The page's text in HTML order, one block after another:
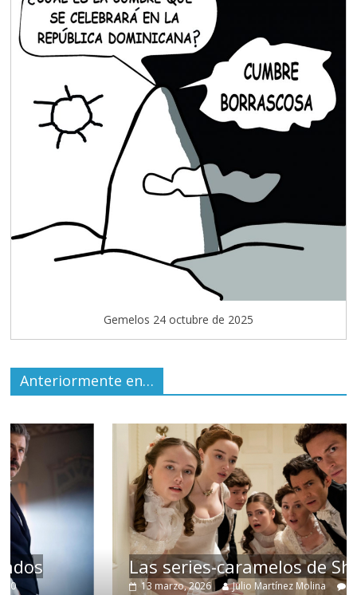
Gemelos 24 octubre de 2025
Anteriormente en…
Las series-caramelos de Shondaland
Julio Martínez Molina 0